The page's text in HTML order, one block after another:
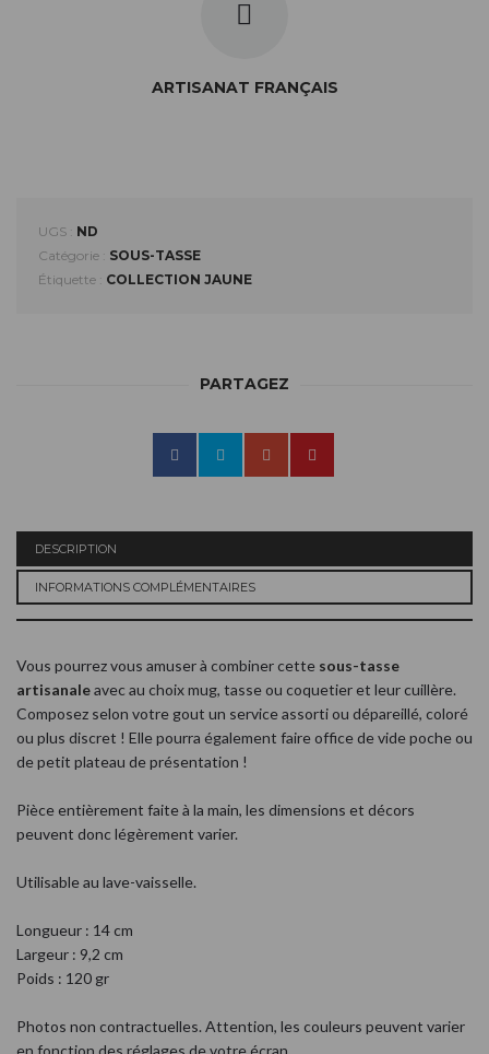
ARTISANAT FRANÇAIS
UGS : ND
Catégorie : SOUS-TASSE
Étiquette : COLLECTION JAUNE
PARTAGEZ
DESCRIPTION
INFORMATIONS COMPLÉMENTAIRES
Vous pourrez vous amuser à combiner cette sous-tasse
artisanaleavec au choix mug, tasse ou coquetier et leur cuillère.
Composez selon votre gout un service assorti ou dépareillé, coloré
ou plus discret ! Elle pourra également faire office de vide poche ou
de petit plateau de présentation !
Pièce entièrement faite à la main, les dimensions et décors
peuvent donc légèrement varier.
Utilisable au lave-vaisselle.
Longueur : 14 cm
Largeur : 9,2 cm
Poids : 120 gr
Photos non contractuelles. Attention, les couleurs peuvent varier
en fonction des réglages de votre écran.